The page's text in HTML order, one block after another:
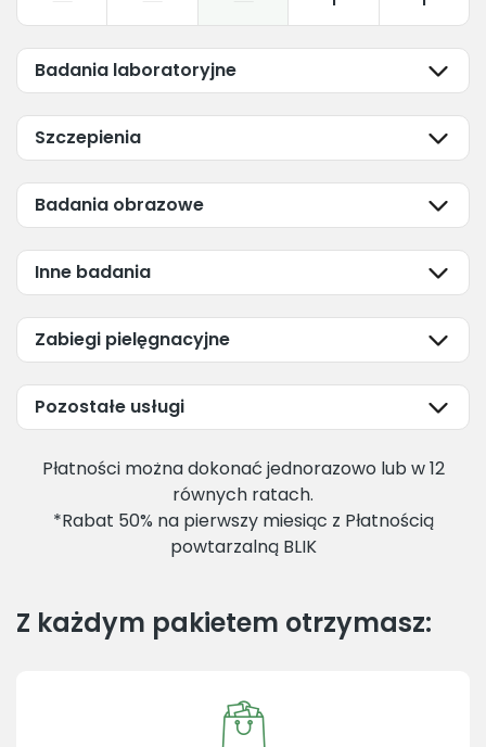
Badania laboratoryjne
Szczepienia
Badania obrazowe
Inne badania
Zabiegi pielęgnacyjne
Pozostałe usługi
Płatności można dokonać jednorazowo lub w 12
równych ratach.
*Rabat 50% na pierwszy miesiąc z Płatnością
powtarzalną BLIK
Z każdym pakietem otrzymasz: